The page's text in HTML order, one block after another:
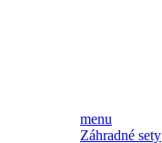
menu
Záhradné sety